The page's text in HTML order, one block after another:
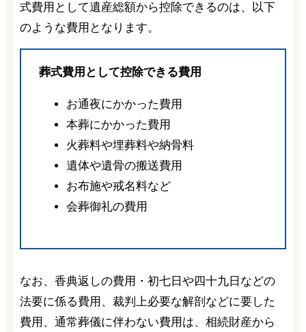
式費用として遺産総額から控除できるのは、以下
のような費用となります。
葬式費用として控除できる費用
お通夜にかかった費用
本葬にかかった費用
火葬料や埋葬料や納骨料
遺体や遺骨の搬送費用
お布施や戒名料など
会葬御礼の費用
なお、香典返しの費用・初七日や四十九日などの
法要に係る費用、裁判上必要な解剖などに要した
費用、通常葬儀に伴わない費用は、相続財産から